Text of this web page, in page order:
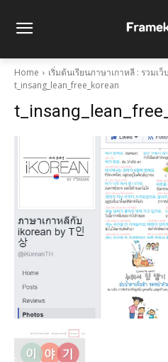
Home
เริ่มต้นเรียนภาษาเกาหลี : รวมเ
t_insang_lean_free_korean